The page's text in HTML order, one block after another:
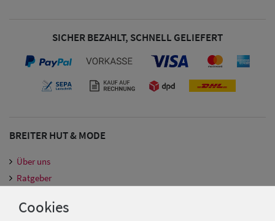
SICHER BEZAHLT, SCHNELL GELIEFERT
BREITER HUT & MODE
Über uns
Ratgeber
Gutscheine
Cookies